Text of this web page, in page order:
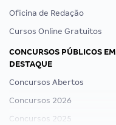
Oficina de Redação
Cursos Online Gratuitos
CONCURSOS PÚBLICOS EM
DESTAQUE
Concursos Abertos
Concursos 2026
Concursos 2025